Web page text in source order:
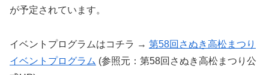
が予定されています。
イベントプログラムはコチラ → 第58回さぬき高松まつり
イベントプログラム (参照元：第58回さぬき高松まつり公